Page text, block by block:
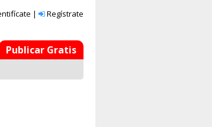
| Regístrate
Publicar Gratis